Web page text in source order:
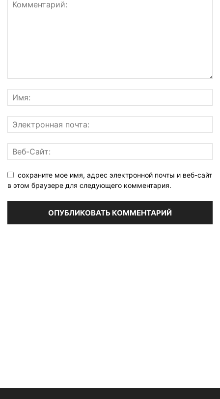
сохраните мое имя, адрес электронной почты и веб-сайт
в этом браузере для следующего комментария.